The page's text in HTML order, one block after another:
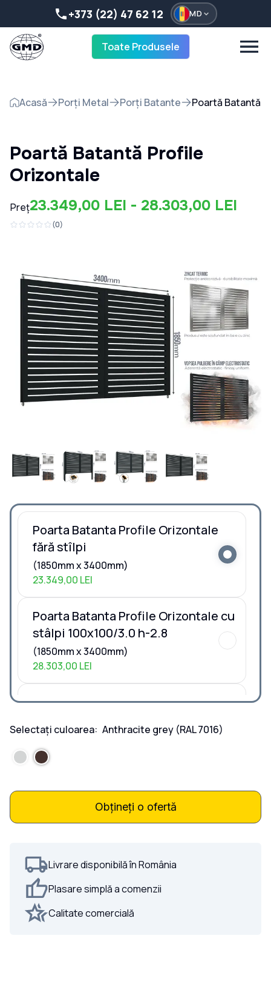
+373 (22) 47 62 12 MD
Toate Produsele
Acasă Porți Metal Porți Batante Poartă Batantă
Poartă Batantă Profile
Orizontale
Preț23.349,00 LEI - 28.303,00 LEI
(0)
Poarta Batanta Profile Orizontale
fără stîlpi
(1850mm x 3400mm)
23.349,00 LEI
Poarta Batanta Profile Orizontale cu
stâlpi 100x100/3.0 h-2.8
(1850mm x 3400mm)
28.303,00 LEI
Poarta Batanta Profile Orizontale cu
(1850mm x 3400mm)
25.547,00 LEI
Poarta Batanta Profile Orizontale la
Poarta Batanta Profile Orizontale la
Selectați culoarea: Anthracite grey (RAL 7016)
Obțineți o ofertă
Livrare disponibilă în România
Plasare simplă a comenzii
Calitate comercială